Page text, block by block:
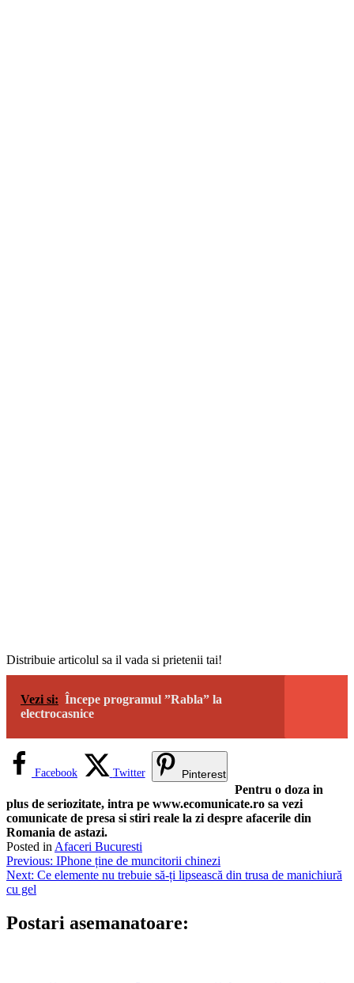
Distribuie articolul sa il vada si prietenii tai!
Vezi si: Începe programul ”Rabla” la
electrocasnice
Facebook Twitter Pinterest
Pentru o doza in
plus de seriozitate, intra pe www.ecomunicate.ro sa vezi
comunicate de presa si stiri reale la zi despre afacerile din
Romania de astazi.
Posted in Afaceri Bucuresti
Navigare
în
Previous: IPhone ține de muncitorii chinezi
Next: Ce elemente nu trebuie să-ți lipsească din trusa de manichiură
cu gel
Postari asemanatoare: